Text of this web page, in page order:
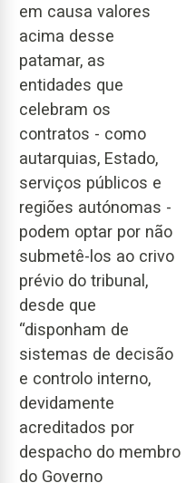
em causa valores
acima desse
patamar, as
entidades que
celebram os
contratos - como
autarquias, Estado,
serviços públicos e
regiões autónomas -
podem optar por não
submetê-los ao crivo
prévio do tribunal,
desde que
“disponham de
sistemas de decisão
e controlo interno,
devidamente
acreditados por
despacho do membro
do Governo